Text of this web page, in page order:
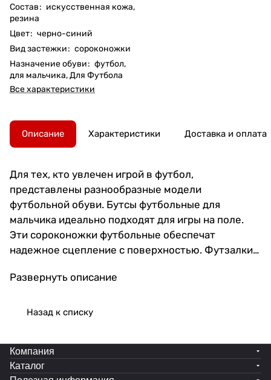
Состав: искусственная кожа,
резина
Цвет: черно-синий
Вид застежки: сороконожки
Назначение обуви: футбол,
для мальчика, Для Футбола
Все характеристики
Описание Характеристики Доставка и оплата
Для тех, кто увлечен игрой в футбол,
представлены разнообразные модели
футбольной обуви. Бутсы футбольные для
мальчика идеально подходят для игры на поле.
Эти сороконожки футбольные обеспечат
надежное сцепление с поверхностью. Футзалки
спорта на улице подойдут бутсы сороконожки и
удобством в носке. Сороконожки для футбола
ощущение дополнительной фиксации стопы.
Специальная конструкция с носком обеспечивает
Развернуть описание
Назад к списку
Компания
Каталог